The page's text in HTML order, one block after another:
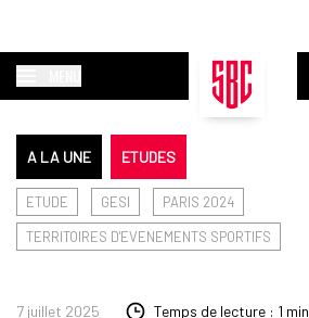
A LA UNE ETUDES
ETUDE GESI
PARIS 2024
TERRITOIRES D'EVENEMENTS SPORTIFS
7 juillet 2025 Temps de lecture : 1 min